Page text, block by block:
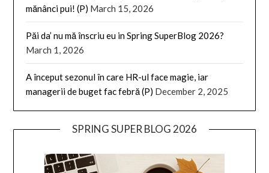
mănânci pui! (P) March 15, 2026
Păi da’ nu mă înscriu eu in Spring SuperBlog 2026?
March 1, 2026
A început sezonul în care HR-ul face magie, iar
managerii de buget fac febră (P) December 2, 2025
SPRING SUPER BLOG 2026